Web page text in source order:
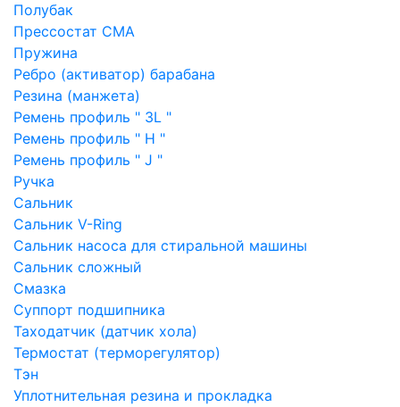
Полубак
Прессостат СМА
Пружина
Ребро (активатор) барабана
Резина (манжета)
Ремень профиль " 3L "
Ремень профиль " H "
Ремень профиль " J "
Ручка
Сальник
Сальник V-Ring
Сальник насоса для стиральной машины
Сальник сложный
Смазка
Суппорт подшипника
Таходатчик (датчик хола)
Термостат (терморегулятор)
Тэн
Уплотнительная резина и прокладка